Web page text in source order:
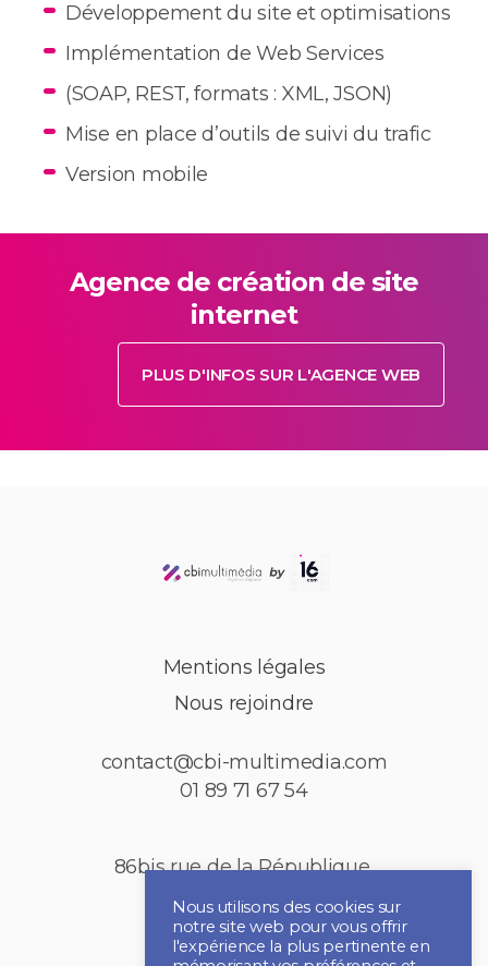
Développement du site et optimisations
Implémentation de Web Services
(SOAP, REST, formats : XML, JSON)
Mise en place d’outils de suivi du trafic
Version mobile
Agence de création de site
internet
PLUS D'INFOS SUR L'AGENCE WEB
Mentions légales
Nous rejoindre
contact@cbi-multimedia.com
01 89 71 67 54
86bis rue de la République,
92150 Puteaux
Nous utilisons des cookies sur
notre site web pour vous offrir
l'expérience la plus pertinente en